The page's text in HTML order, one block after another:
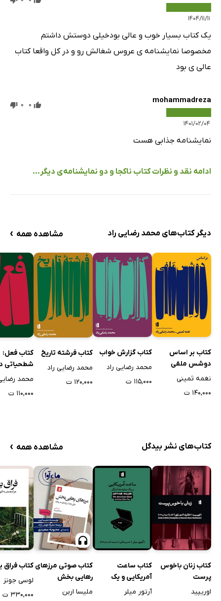
۱۴۰۴/۱۱/۱۱
یک کتاب بسیار خوب و عالی بودخیلی دوستش داشتم
مخصوصا نمایشنامه ی عروس شغالش رو و در کل واقعا کتاب
عالی ی بود
mohammadreza
۱۴۰۱/۰۲/۰۴
0
0
نمایشنامه جذابی هست
ادامه نقد و نظرات کتاب ناکجا و دو نمایشنامه‌ی دیگر...
دیگر کتاب‌های محمد رضایی راد مشاهده همه ›
کتاب بر اساس
دوشس ملفی
نغمه ثمینی
۱۴۰,۰۰۰ ت
کتاب گزارش خواب
محمد رضایی راد
۱۱۵,۰۰۰ ت
کتاب فرشته تاریخ
محمد رضایی راد
۱۲۰,۰۰۰ ت
کتاب فعل:
شطحیاتی
محمد
۱۱۰,۰۰۰ ت
کتاب‌های نشر بیدگل مشاهده همه ›
کتاب زنان باخوس
پرست
اوریپید
کتاب ساعت
آمریکایی و یک
نمایشنامه دیگر
آرتور میلر
کتاب صوتی مرزهای
رهایی بخش
ملیسا اربن
کتاب
لوسی جونز
۳۳۰,۰۰۰ ت